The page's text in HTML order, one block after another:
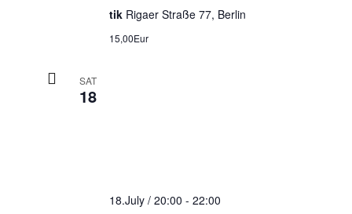
tik Rigaer Straße 77, Berlin
15,00Eur
SAT
18
18.July / 20:00 - 22:00